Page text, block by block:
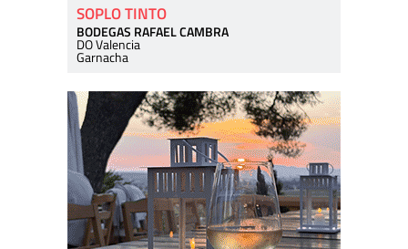
SOPLO TINTO
BODEGAS RAFAEL CAMBRA
DO Valencia
Garnacha